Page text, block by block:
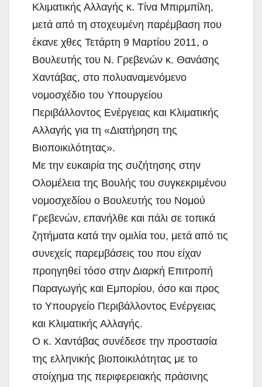
Κλιματικής Αλλαγής κ. Τίνα Μπιρμπίλη,
μετά από τη στοχευμένη παρέμβαση που
έκανε χθες Τετάρτη 9 Μαρτίου 2011, ο
Βουλευτής του Ν. Γρεβενών κ. Θανάσης
Χαντάβας, στο πολυαναμενόμενο
νομοσχέδιο του Υπουργείου
Περιβάλλοντος Ενέργειας και Κλιματικής
Αλλαγής για τη «Διατήρηση της
Βιοποικιλότητας».
Με την ευκαιρία της συζήτησης στην
Ολομέλεια της Βουλής του συγκεκριμένου
νομοσχεδίου ο Βουλευτής του Νομού
Γρεβενών, επανήλθε και πάλι σε τοπικά
ζητήματα κατά την ομιλία του, μετά από τις
συνεχείς παρεμβάσεις του που είχαν
προηγηθεί τόσο στην Διαρκή Επιτροπή
Παραγωγής και Εμπορίου, όσο και προς
το Υπουργείο Περιβάλλοντος Ενέργειας
και Κλιματικής Αλλαγής.
Ο κ. Χαντάβας συνέδεσε την προστασία
της ελληνικής βιοποικιλότητας με το
στοίχημα της περιφερειακής πράσινης